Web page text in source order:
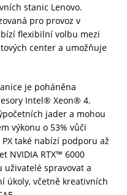
stanic Lenovo.
pro provoz v
flexibilní volbu mezi
center a umožňuje
je poháněna
Intel® Xeon® 4.
jader a mohou
výkonu o 53% vůči
také nabízí podporu až
NVIDIA RTX™ 6000
uživatelé spravovat a
úkoly, včetně kreativních